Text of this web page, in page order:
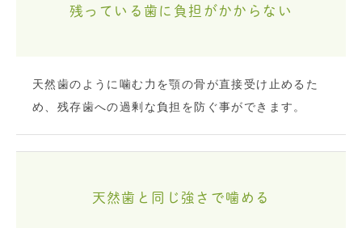
残っている歯に負担がかからない
天然歯のように噛む力を顎の骨が直接受け止めるた
め、残存歯への過剰な負担を防ぐ事ができます。
天然歯と同じ強さで噛める